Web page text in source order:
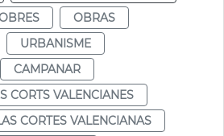
OBRAS
URBANISME
CAMPANAR
CORTS VALENCIANES
CORTES VALENCIANAS